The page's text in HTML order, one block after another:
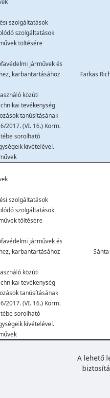
szolgáltatások
szolgáltatások
töltésére
járművek és
karbantartásához
közúti
tevékenység
tanúsításának
2017. (VI. 16.) Korm.
sorolható
kivételével.
Farkas
szolgáltatások
szolgáltatások
töltésére
járművek és
karbantartásához
közúti
tevékenység
tanúsításának
2017. (VI. 16.) Korm.
sorolható
kivételével.
A lehető